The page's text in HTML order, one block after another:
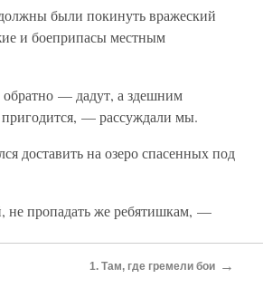
были покинуть вражеский
и боеприпасы местным
— дадут, а здешним
— рассуждали мы.
доставить на озеро спасенных под
не пропадать же ребятишкам, —
по три человека — двое в
1. Там, где гремели бои →